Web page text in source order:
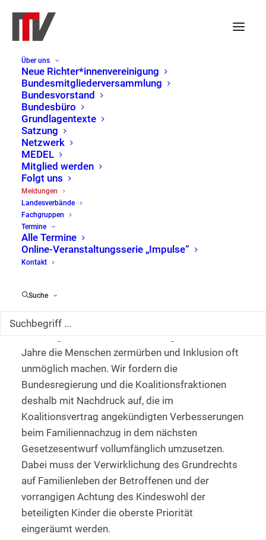
Über uns
Neue Richter*innenvereinigung
Bundesmitgliederversammlung
Bundesvorstand
Bundesbüro
Grundlagentexte
Satzung
Netzwerk
MEDEL
Mitglied werden
Folgt uns
Meldungen
Landesverbände
Fachgruppen
Termine
Alle Termine
Online-Veranstaltungsserie „Impulse“
Kontakt
Suche
Recht auf Familiennachzug
umsetzen!
20. September 2022
Offener Brief
Forderung an die Bundesregierung und die
Koalitionsfraktionen
Die über 20 unterzeichnenden Organisationen und
Verbände beraten und begleiten Geflüchtete und
Migrant:innen in In- und Ausland täglich selbst
Familiennachzugsverfahren oder setzen sich
wie die jahrelangen Verfahren, die vielen Hürden
Jahre die Menschen zermürben und Inklusion oft
unmöglich machen. Wir fordern die
Bundesregierung und die Koalitionsfraktionen
deshalb mit Nachdruck auf, die im
Koalitionsvertrag angekündigten Verbesserungen
beim Familiennachzug in dem nächsten
Gesetzesentwurf vollumfänglich umzusetzen.
Dabei muss der Verwirklichung des Grundrechts
auf Familienleben der Betroffenen und der
vorrangigen Achtung des Kindeswohl der
beteiligten Kinder die oberste Priorität
eingeräumt werden.